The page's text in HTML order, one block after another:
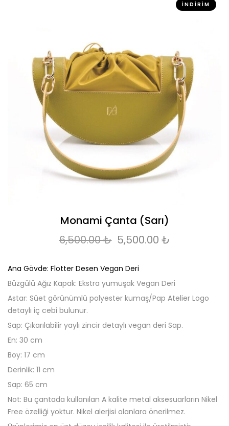
İNDIRIM
Monami Çanta (Sarı)
6,500.00₺ Orijinal fiyat: 6,500.00
5,500.00 ₺
Ana Gövde: Flotter Desen Vegan Deri
Büzgülü Ağız Kapak: Ekstra yumuşak Vegan Deri
Astar: Süet görünümlü polyester kumaş/Pap Atelier Logo
detaylı iç cebi bulunur.
Sap: Çıkarılabilir yaylı zincir detaylı vegan deri Sap.
En: 30 cm
Boy: 17 cm
Derinlik: 11 cm
Sap: 65 cm
Not: Bu çantada kullanılan A kalite metal aksesuarların Nikel
Free özelliği yoktur. Nikel alerjisi olanlara önerilmez.